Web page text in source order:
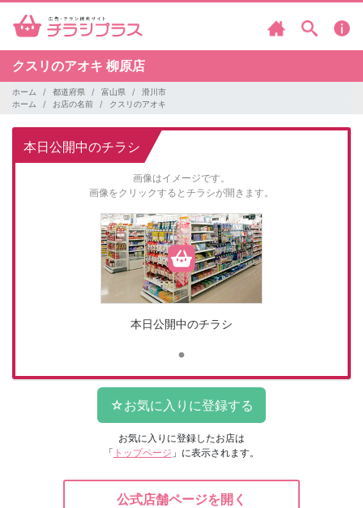
クスリのアオキ 柳原店
ホーム 都道府県 富山県
滑川市
ホーム
お店の名前 クスリのアオキ
本日公開中のチラシ
画像はイメージです。
画像をクリックするとチラシが開きます。
本日公開中のチラシ
お気に入りに登録したお店は
「 トップページ 」に表示されます。
公式店舗ページを開く